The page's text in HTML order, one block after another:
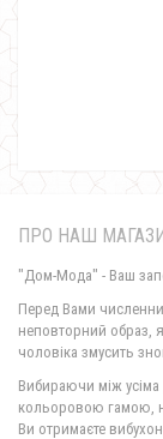
ПРО НАШ
"Дом-Мода" - Ваш
Перед Вами
неповторний образ,
чоловіка змусить
Вибираючи між
кольоровою гамою,
Ви отримаєте